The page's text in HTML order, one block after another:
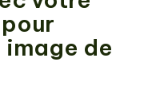
de